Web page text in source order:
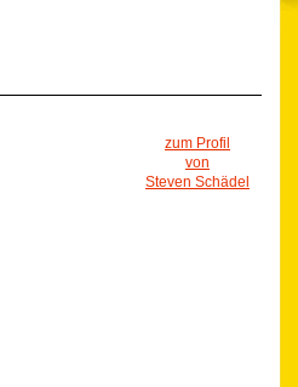
zum Profil
von
Steven Schädel